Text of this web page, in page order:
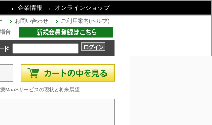
企業情報 オンラインショップ
お問い合わせ
ご利用案内(ヘルプ)
合
MaaSサービスの現状と将来展望